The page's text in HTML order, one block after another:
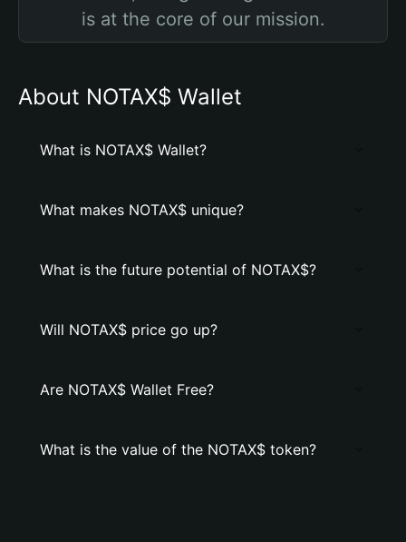
is at the core of our mission.
About NOTAX$ Wallet
What is NOTAX$ Wallet?
What makes NOTAX$ unique?
What is the future potential of NOTAX$?
Will NOTAX$ price go up?
Are NOTAX$ Wallet Free?
What is the value of the NOTAX$ token?